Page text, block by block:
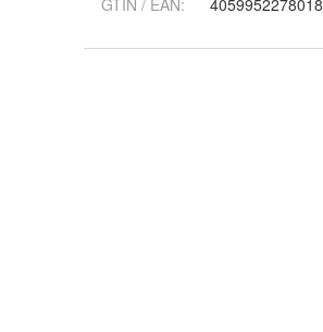
GTIN / EAN: 4059952278018